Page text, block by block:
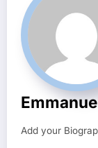
Add your